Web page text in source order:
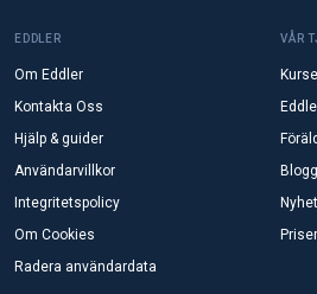
EDDLER
Om Eddler
Kontakta Oss
Hjälp & guider
Användarvillkor
Integritetspolicy
Om Cookies
Radera användardata
VÅR
Blogg